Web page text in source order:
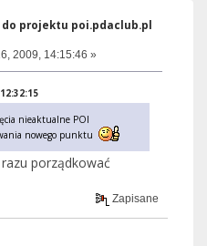
do projektu poi.pdaclub.pl
2009, 14:15:46 »
nieaktualne POI
nowego punktu
porządkować
Zapisane